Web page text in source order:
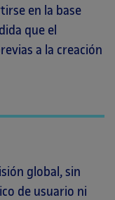
en la base
que el
a la creación
global, sin
de usuario ni